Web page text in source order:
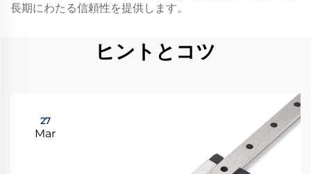
長期にわたる信頼性を提供します。
ヒントとコツ
27
Mar